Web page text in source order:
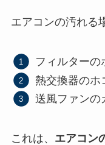
エアコンの汚れる
フィルターの
熱交換器のホ
送風ファンの
これは、 エアコン